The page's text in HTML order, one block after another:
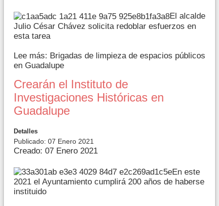
El alcalde
Julio César Chávez solicita redoblar esfuerzos en
esta tarea
Lee más: Brigadas de limpieza de espacios públicos
en Guadalupe
Crearán el Instituto de
Investigaciones Históricas en
Guadalupe
Detalles
Publicado: 07 Enero 2021
Creado: 07 Enero 2021
En este
2021 el Ayuntamiento cumplirá 200 años de haberse
instituido